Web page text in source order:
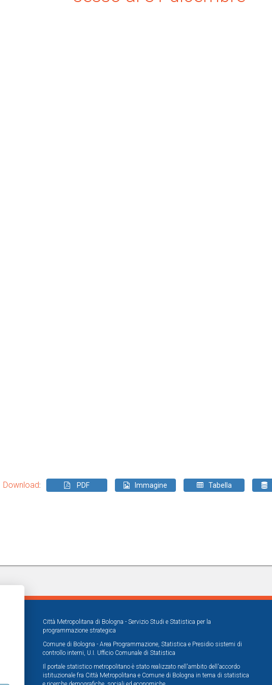
Download: PDF Immagine Tabella
Città Metropolitana di Bologna - Servizio Studi e Statistica per la
programmazione strategica
Comune di Bologna - Area Programmazione, Statistica e Presidio sistemi di
controllo interni, U.I. Ufficio Comunale di Statistica
Il portale statistico metropolitano è stato realizzato nell'ambito dell'accordo
istituzionale fra Città Metropolitana e Comune di Bologna in tema di statistica